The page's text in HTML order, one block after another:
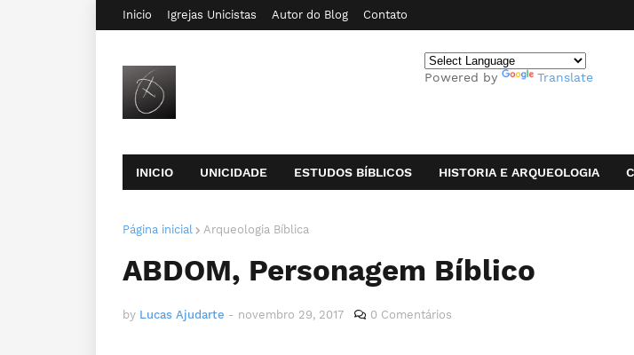
Inicio Igrejas Unicistas Autor do Blog Contato
Powered by Translate
INICIO UNICIDADE ESTUDOS BÍBLICOS HISTORIA E ARQUEOLOGIA
Página inicial Arqueologia Bíblica
ABDOM, Personagem Bíblico
by Lucas Ajudarte - novembro 29, 2017 0 Comentários